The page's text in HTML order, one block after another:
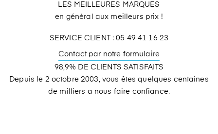
LES MEILLEURES MARQUES
en général aux meilleurs prix !
SERVICE CLIENT : 05 49 41 16 23
Contact par notre formulaire
98,9% DE CLIENTS SATISFAITS
Depuis le 2 octobre 2003, vous êtes quelques centaines
de milliers a nous faire confiance.